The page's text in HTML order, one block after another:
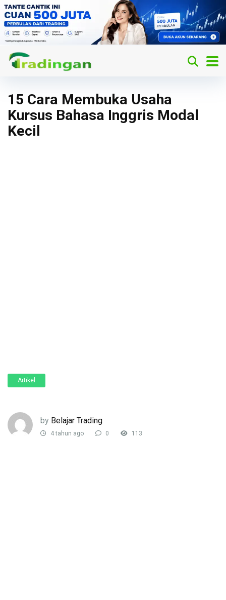
15 Cara Membuka Usaha
Kursus Bahasa Inggris Modal
Kecil
Artikel
by Belajar Trading
4 tahun ago 0 113